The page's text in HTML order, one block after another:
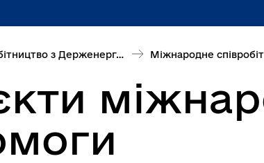
Співробітництво з Держенергоефективності Міжнародне